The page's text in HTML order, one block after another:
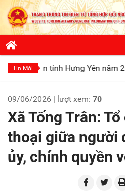
Tin Mới
Hưng Yên năm 2026 Phát
09/06/2026 | lượt xem: 70
Xã Tống Trân:
thoại giữa người
ủy, chính quyền